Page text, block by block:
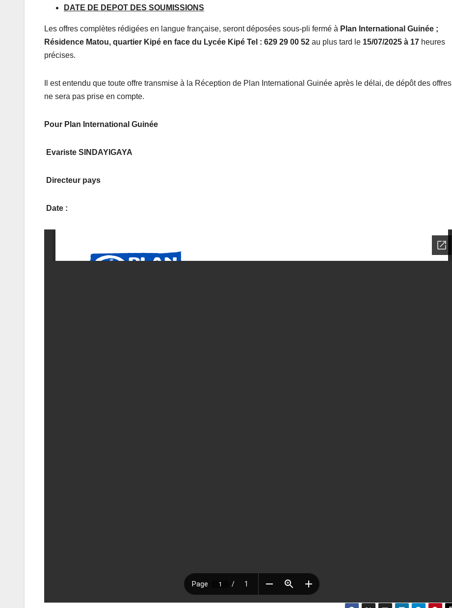
DATE DE DEPOT DES SOUMISSIONS
Les offres complètes rédigées en langue française, seront déposées sous-pli fermé à Plan International Guinée ;
Résidence Matou, quartier Kipé en face du Lycée Kipé Tel : 629 29 00 52 au plus tard le 15/07/2025 à 17 heures
précises.
Il est entendu que toute offre transmise à la Réception de Plan International Guinée après le délai, de dépôt des offres
ne sera pas prise en compte.
Pour Plan International Guinée
Evariste SINDAYIGAYA
Directeur pays
Date :